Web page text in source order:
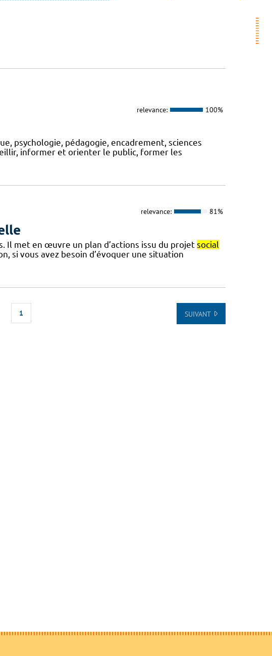
relevance: 100%
psychologie, pédagogie, encadrement, sciences
informer et orienter le public, former les
relevance: 81%
Il met en œuvre un plan d’actions issu du projet social
si vous avez besoin d’évoquer une situation
1 SUIVANT